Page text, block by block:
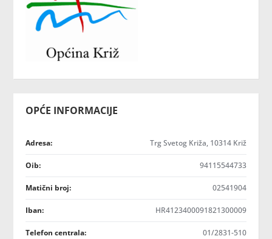
OPĆE INFORMACIJE
Adresa: Trg Svetog Križa, 10314 Križ
Oib: 94115544733
Matični broj: 02541904
Iban: HR4123400091821300009
Telefon centrala: 01/2831-510